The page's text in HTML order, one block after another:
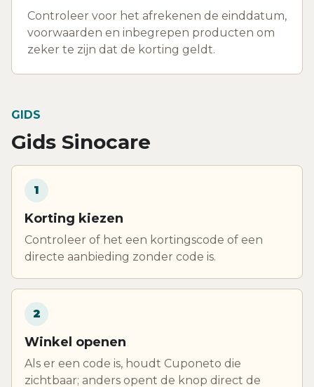
Controleer voor het afrekenen de einddatum,
voorwaarden en inbegrepen producten om
zeker te zijn dat de korting geldt.
GIDS
Gids Sinocare
1
Korting kiezen
Controleer of het een kortingscode of een
directe aanbieding zonder code is.
2
Winkel openen
Als er een code is, houdt Cuponeto die
zichtbaar; anders opent de knop direct de